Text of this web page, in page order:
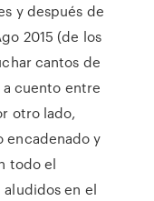
y después de
2015 (de los
cantos de
a cuento entre
otro lado,
encadenado y
todo el
aludidos en el